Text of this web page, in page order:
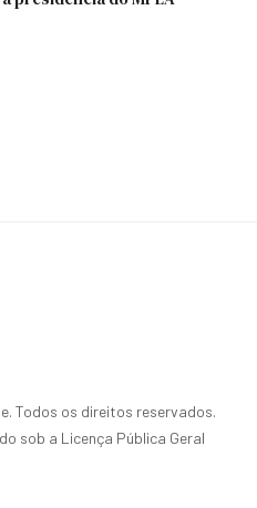
Todos os direitos reservados.
sob a Licença Pública Geral